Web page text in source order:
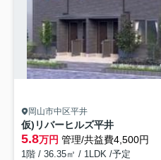
岡山市中区平井
仮)リバーヒルズ平井
5.8万円 管理/共益費4,500円
1階 / 36.35㎡ / 1LDK /予定